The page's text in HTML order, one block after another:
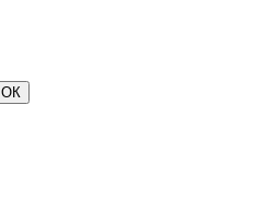
ОК